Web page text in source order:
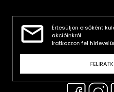
Értesüljön elsőként
akcióinkról.
Iratkozzon fel